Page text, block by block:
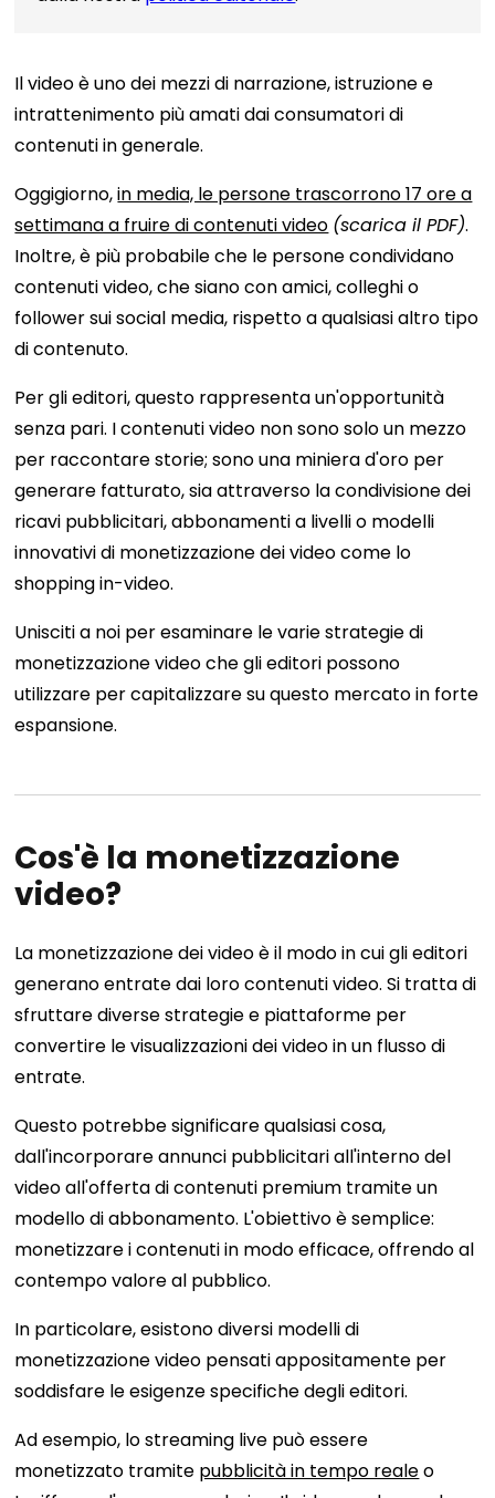
Il video è uno dei mezzi di narrazione, istruzione e
intrattenimento più amati dai consumatori di
contenuti in generale.
Oggigiorno,in media, le persone trascorrono 17 ore a
settimana a fruire di contenuti video (scarica il PDF).
Inoltre, è più probabile che le persone condividano
contenuti video, che siano con amici, colleghi o
follower sui social media, rispetto a qualsiasi altro tipo
di contenuto.
Per gli editori, questo rappresenta un'opportunità
senza pari. I contenuti video non sono solo un mezzo
per raccontare storie; sono una miniera d'oro per
generare fatturato, sia attraverso la condivisione dei
ricavi pubblicitari, abbonamenti a livelli o modelli
innovativi di monetizzazione dei video come lo
shopping in-video.
Unisciti a noi per esaminare le varie strategie di
monetizzazione video che gli editori possono
utilizzare per capitalizzare su questo mercato in forte
espansione.
Cos'è la monetizzazione
video?
La monetizzazione dei video è il modo in cui gli editori
generano entrate dai loro contenuti video. Si tratta di
sfruttare diverse strategie e piattaforme per
convertire le visualizzazioni dei video in un flusso di
entrate.
Questo potrebbe significare qualsiasi cosa,
dall'incorporare annunci pubblicitari all'interno del
video all'offerta di contenuti premium tramite un
modello di abbonamento. L'obiettivo è semplice:
monetizzare i contenuti in modo efficace, offrendo al
contempo valore al pubblico.
In particolare, esistono diversi modelli di
monetizzazione video pensati appositamente per
soddisfare le esigenze specifiche degli editori.
Ad esempio, lo streaming live può essere
monetizzato tramite pubblicità in tempo realeo